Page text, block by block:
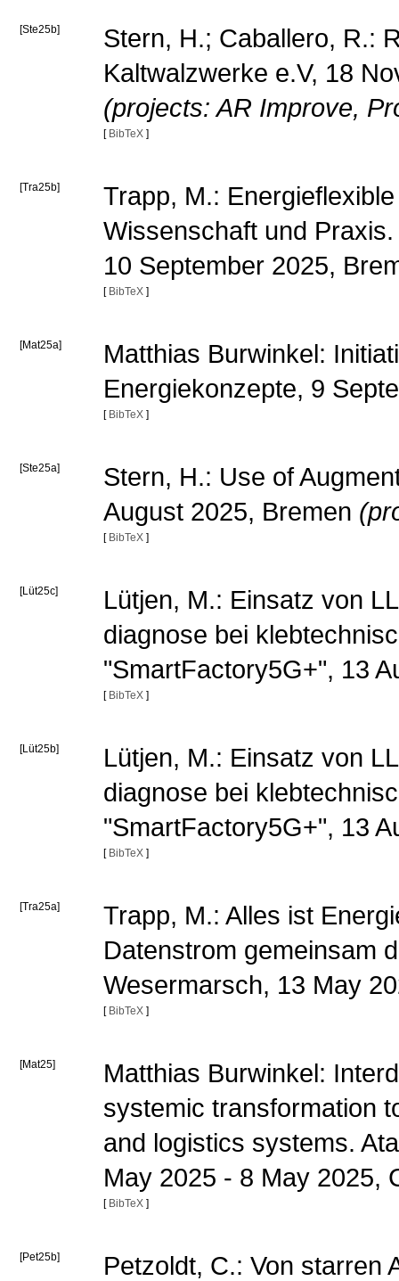
[Ste25b]
Stern, H.; Caballero, R.:
Kaltwalzwerke e.V, 18
(projects: AR Improve,
[ BibTeX ]
[Tra25b]
Trapp, M.:
Wissenschaft und
10 September 2025,
[ BibTeX ]
[Mat25a]
Matthias Burwinkel:
Energiekonzepte, 9
[ BibTeX ]
[Ste25a]
Stern, H.: Use of
August 2025, Bremen
[ BibTeX ]
[Lüt25c]
Lütjen, M.: Einsatz von
diagnose bei
"SmartFactory5G+", 13
[ BibTeX ]
[Lüt25b]
Lütjen, M.: Einsatz von
diagnose bei
"SmartFactory5G+", 13
[ BibTeX ]
[Tra25a]
Trapp, M.: Alles ist
Datenstrom gemeinsam
Wesermarsch, 13 May
[ BibTeX ]
[Mat25]
Matthias Burwinkel:
systemic transformation
and logistics systems.
May 2025 - 8 May 2025,
[ BibTeX ]
[Pet25b]
Petzoldt, C.: Von starren